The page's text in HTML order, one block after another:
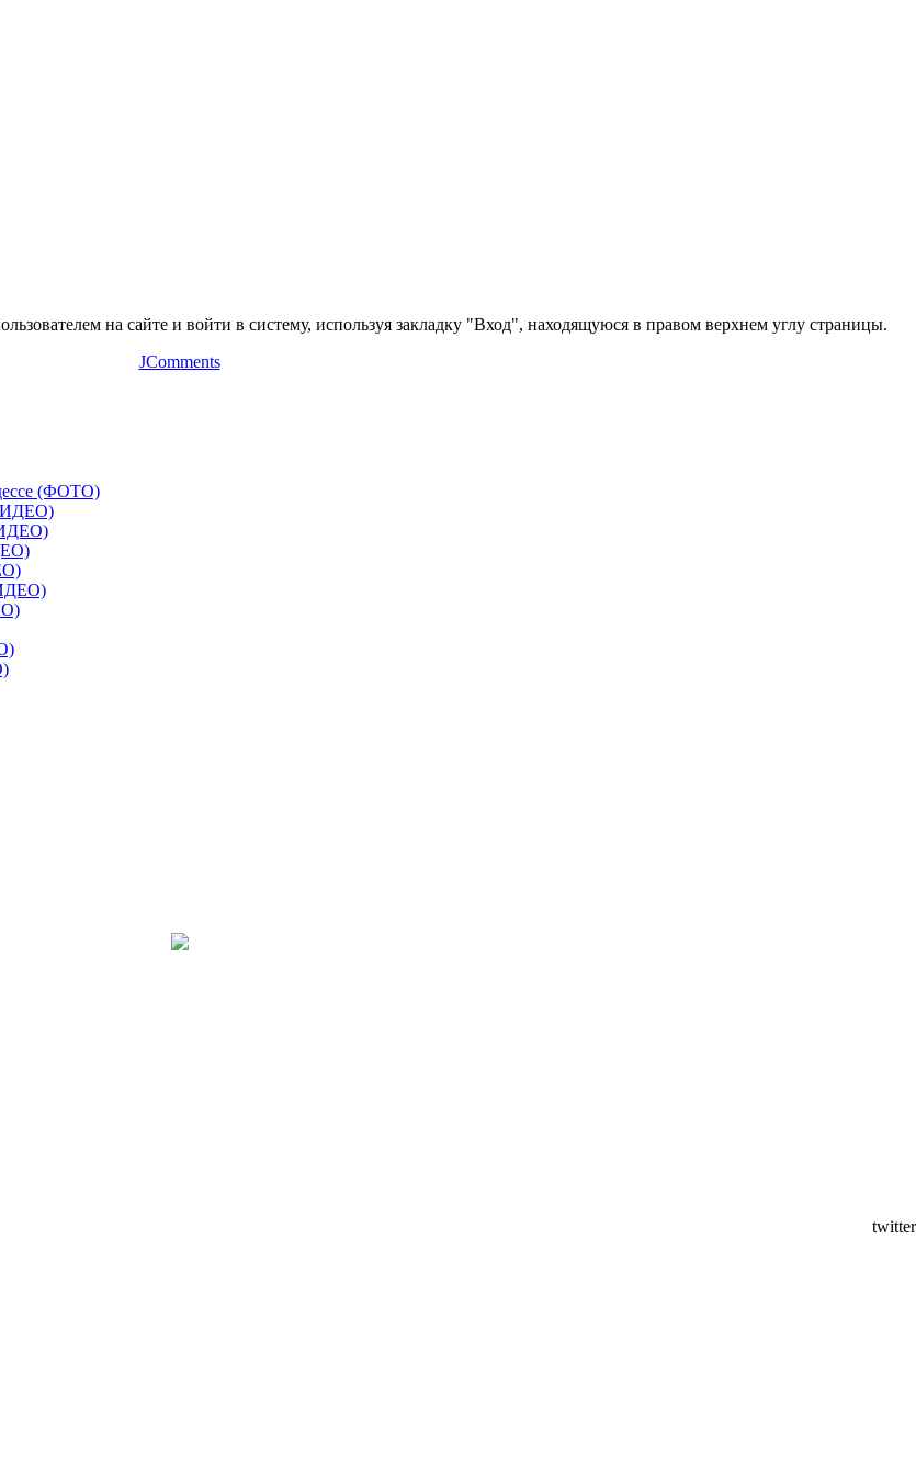
на сайте и войти в систему, используя закладку "Вход", находящуюся в правом верхнем углу страницы.
JComments
(ФОТО)
twitter